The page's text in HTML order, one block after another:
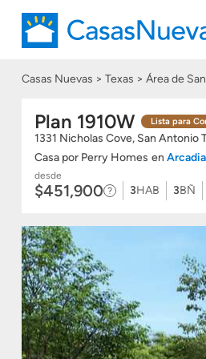
Casas Nuevas Texas Área de
Plan 1910W Lista para
1331 Nicholas Cove, San Antonio
Casa por Perry Homes en
desde
$451,900 3HAB 3BÑ